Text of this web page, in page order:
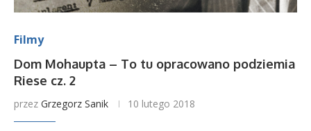
Filmy
Dom Mohaupta – To tu opracowano podziemia
Riese cz. 2
przez Grzegorz Sanik 10 lutego 2018